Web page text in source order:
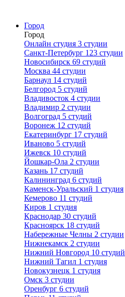
Город
Город
Онлайн студия 3 студии
Санкт-Петербург 123 студии
Новосибирск 69 студий
Москва 44 студии
Барнаул 14 студий
Белгород 5 студий
Владивосток 4 студии
Владимир 2 студии
Волгоград 5 студий
Воронеж 12 студий
Екатеринбург 17 студий
Иваново 5 студий
Ижевск 10 студий
Йошкар-Ола 2 студии
Казань 17 студий
Калининград 6 студий
Каменск-Уральский 1 студия
Кемерово 11 студий
Киров 1 студия
Краснодар 30 студий
Красноярск 18 студий
Набережные Челны 2 студии
Нижнекамск 2 студии
Нижний Новгород 10 студий
Нижний Тагил 1 студия
Новокузнецк 1 студия
Омск 3 студии
Оренбург 6 студий